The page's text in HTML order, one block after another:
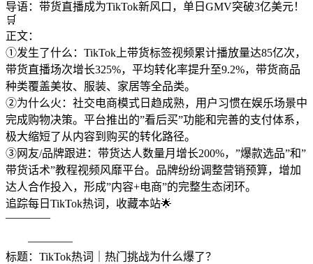
导语：带货直播成为TikTok新风口，单日GMV突破3亿美元！
🛒
正文：
①发生了什么：TikTok上带货标签视频累计播放量达85亿次，
带货直播场次增长325%，平均转化率提升至9.2%，带货商品
种类覆盖美妆、服装、家居等全品类。
②为什么火：社交电商模式日趋成熟，用户习惯在娱乐场景中
完成购物决策。平台推出的”看后买”功能和完善的支付体系，
极大缩短了从内容到购买的转化路径。
③网友/品牌跟进：带货达人数量月增长200%，”爆款选品”和”
带货话术”教程视频风靡平台。品牌纷纷调整营销预算，增加
达人合作投入，形成”内容+电商”的完整生态闭环。
追踪每日TikTok热词，收藏本站🌟
————
————
标题：TikTok热词｜热门挑战为什么爆了？